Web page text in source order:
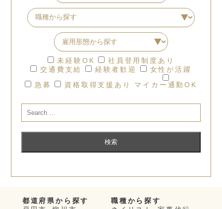
未経験OK
社員登用制度あり
交通費支給
経験者歓迎
女性が活躍
急募
資格取得支援あり マイカー通勤OK
都道府県から探す
職種から探す